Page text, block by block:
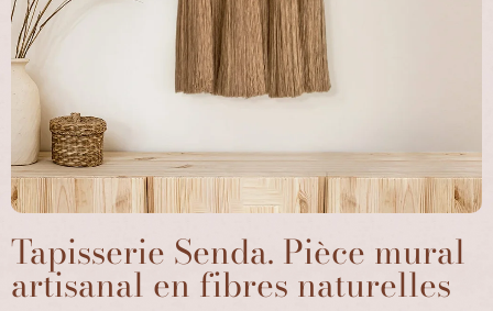
Tapisserie Senda. Pièce mural
artisanal en fibres naturelles